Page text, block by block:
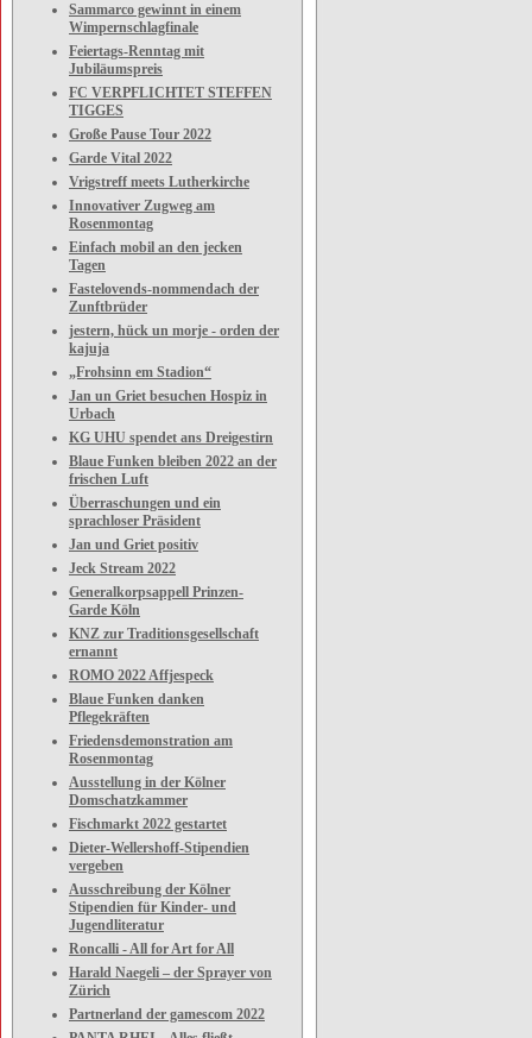
Sammarco gewinnt in einem
Wimpernschlagfinale
Feiertags-Renntag mit
Jubiläumspreis
FC VERPFLICHTET STEFFEN
TIGGES
Große Pause Tour 2022
Garde Vital 2022
Vrigstreff meets Lutherkirche
Innovativer Zugweg am
Rosenmontag
Einfach mobil an den jecken
Tagen
Fastelovends-nommendach der
Zunftbrüder
jestern, hück un morje - orden der
kajuja
„Frohsinn em Stadion“
Jan un Griet besuchen Hospiz in
Urbach
KG UHU spendet ans Dreigestirn
Blaue Funken bleiben 2022 an der
frischen Luft
Überraschungen und ein
sprachloser Präsident
Jan und Griet positiv
Jeck Stream 2022
Generalkorpsappell Prinzen-
Garde Köln
KNZ zur Traditionsgesellschaft
ernannt
ROMO 2022 Affjespeck
Blaue Funken danken
Pflegekräften
Friedensdemonstration am
Rosenmontag
Ausstellung in der Kölner
Domschatzkammer
Fischmarkt 2022 gestartet
Dieter-Wellershoff-Stipendien
vergeben
Ausschreibung der Kölner
Stipendien für Kinder- und
Jugendliteratur
Roncalli - All for Art for All
Harald Naegeli – der Sprayer von
Zürich
Partnerland der gamescom 2022